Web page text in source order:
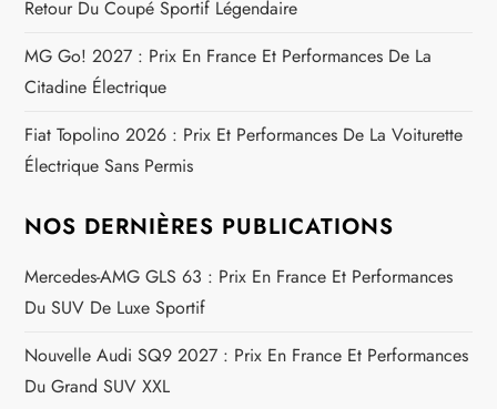
’
a
r
t
i
c
l
e
Retour Du Coupé Sportif Légendaire
MG Go! 2027 : Prix En France Et Performances De La
Citadine Électrique
Fiat Topolino 2026 : Prix Et Performances De La Voiturette
Électrique Sans Permis
NOS DERNIÈRES PUBLICATIONS
Mercedes-AMG GLS 63 : Prix En France Et Performances
Du SUV De Luxe Sportif
Nouvelle Audi SQ9 2027 : Prix En France Et Performances
Du Grand SUV XXL